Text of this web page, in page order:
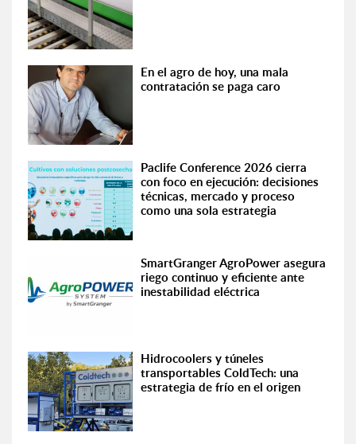
En el agro de hoy, una mala
contratación se paga caro
Paclife Conference 2026 cierra
con foco en ejecución: decisiones
técnicas, mercado y proceso
como una sola estrategia
SmartGranger AgroPower asegura
riego continuo y eficiente ante
inestabilidad eléctrica
Hidrocoolers y túneles
transportables ColdTech: una
estrategia de frío en el origen